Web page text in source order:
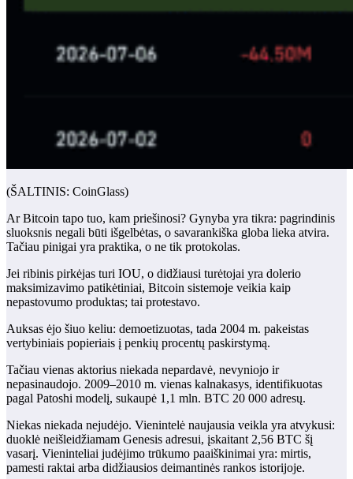
(ŠALTINIS: CoinGlass)
Ar Bitcoin tapo tuo, kam priešinosi? Gynyba yra tikra: pagrindinis
sluoksnis negali būti išgelbėtas, o savarankiška globa lieka atvira.
Tačiau pinigai yra praktika, o ne tik protokolas.
Jei ribinis pirkėjas turi IOU, o didžiausi turėtojai yra dolerio
maksimizavimo patikėtiniai, Bitcoin sistemoje veikia kaip
nepastovumo produktas; tai protestavo.
Auksas ėjo šiuo keliu: demoetizuotas, tada 2004 m. pakeistas
vertybiniais popieriais į penkių procentų paskirstymą.
Tačiau vienas aktorius niekada nepardavė, nevyniojo ir
nepasinaudojo. 2009–2010 m. vienas kalnakasys, identifikuotas
pagal Patoshi modelį, sukaupė 1,1 mln. BTC 20 000 adresų.
Niekas niekada nejudėjo. Vienintelė naujausia veikla yra atvykusi:
duoklė neišleidžiamam Genesis adresui, įskaitant 2,56 BTC šį
vasarį. Vieninteliai judėjimo trūkumo paaiškinimai yra: mirtis,
pamesti raktai arba didžiausios deimantinės rankos istorijoje.